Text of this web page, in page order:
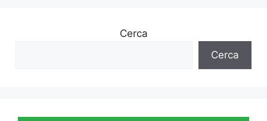
Cerca
Cerca